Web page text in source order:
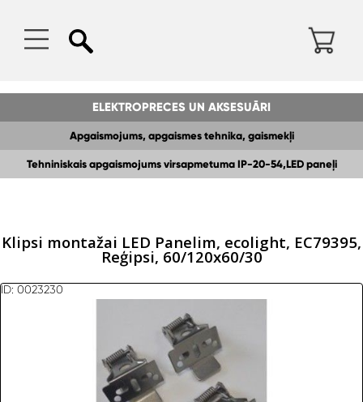
ELEKTROPRECES UN AKSESUĀRI
Apgaismojums, apgaismes tehnika, gaismekļi
Tehniniskais apgaismojums virsapmetuma IP-20-54,LED paneļi
Klipsi montažai LED Panelim, ecolight, EC79395,
Reģipsi, 60/120x60/30
ID: 0023230